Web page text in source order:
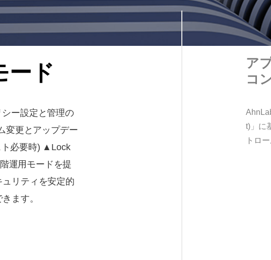
ード
ー設定と管理の
変更とアップデー
必要時) ▲Lock
運用モードを提
リティを安定的
ます。
アプリケーション
AhnLab EPS は「許可リスト(Allow List)」に
ア
コ
t)」に
トロ